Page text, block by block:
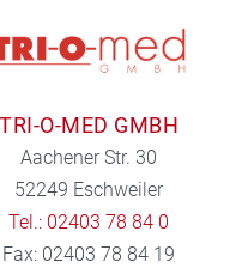
TRI-O-MED GMBH
Aachener Str. 30
52249 Eschweiler
Tel.: 02403 78 84 0
Fax: 02403 78 84 19